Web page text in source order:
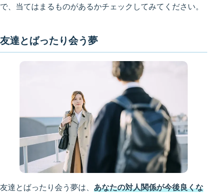
で、当てはまるものがあるかチェックしてみてください。
友達とばったり会う夢
友達とばったり会う夢は、 あなたの対人関係が今後良くな